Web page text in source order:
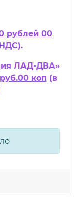
рублей 00
ЛАД-ДВА»
коп (в